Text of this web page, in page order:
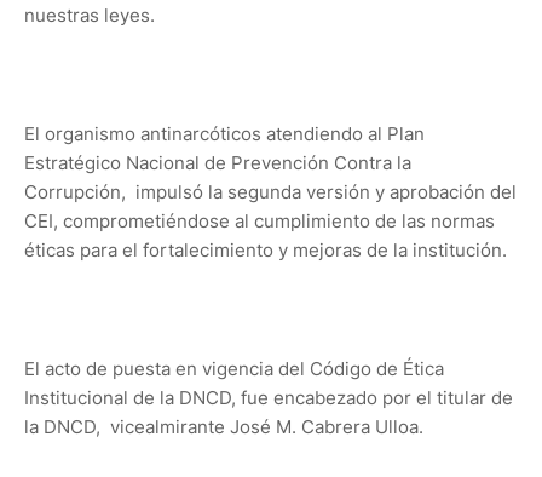
nuestras leyes.
El organismo antinarcóticos atendiendo al Plan
Estratégico Nacional de Prevención Contra la
Corrupción, impulsó la segunda versión y aprobación del
CEI, comprometiéndose al cumplimiento de las normas
éticas para el fortalecimiento y mejoras de la institución.
El acto de puesta en vigencia del Código de Ética
Institucional de la DNCD, fue encabezado por el titular de
la DNCD, vicealmirante José M. Cabrera Ulloa.